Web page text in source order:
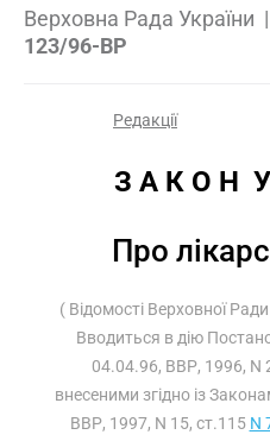
Верховна Рада України |
123/96-ВР
Редакції
З А К О Н
Про
( Відомості Верховної
Вводиться в дію
04.04.96, ВВР, 1996, N
внесеними згідно із
ВВР, 1997, N 15, ст.115 N